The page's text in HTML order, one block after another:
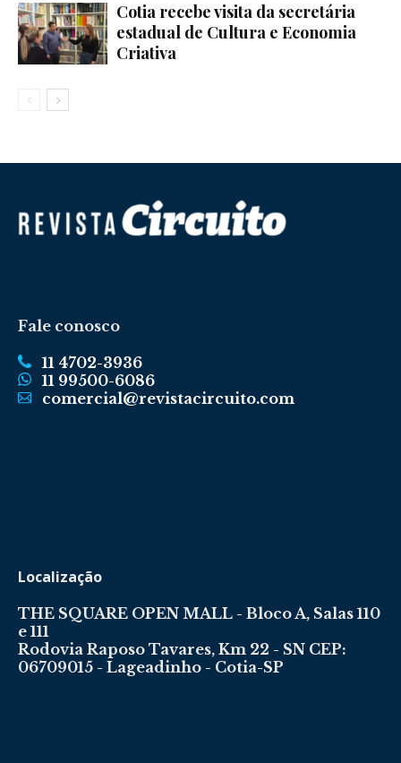
Cotia recebe visita da secretária
estadual de Cultura e Economia
Criativa
Fale conosco
11 4702-3936
11 99500-6086
comercial@revistacircuito.com
Localização
THE SQUARE OPEN MALL - Bloco A, Salas 110
e 111
Rodovia Raposo Tavares, Km 22 - SN CEP:
06709015 - Lageadinho - Cotia-SP